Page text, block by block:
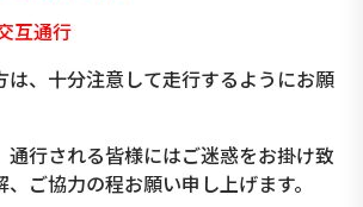
互通行
は、十分注意して走行するようにお願
通行される皆様にはご迷惑をお掛け致
ご協力の程お願い申し上げます。